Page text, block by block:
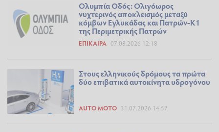
Ολυμπία Οδός: Ολιγόωρος
νυχτερινός αποκλεισμός μεταξύ
κόμβων Εγλυκάδας και Πατρών-Κ1
της Περιμετρικής Πατρών
ΕΠΊΚΑΙΡΑ 07.08.2026 12:18
Στους ελληνικούς δρόμους τα πρώτα
δύο επιβατικά αυτοκίνητα υδρογόνου
AUTO MOTO 31.07.2026 14:57